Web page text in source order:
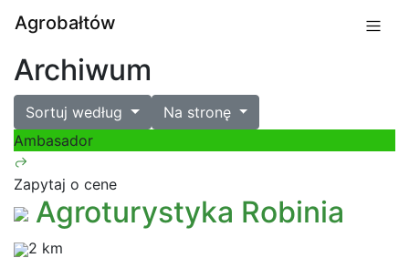
Agrobałtów
Archiwum
Sortuj według
Na stronę
Ambasador
Zapytaj o cene
Agroturystyka Robinia
2 km